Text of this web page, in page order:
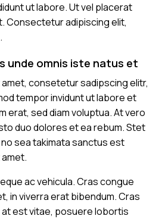
ut labore. Ut vel placerat
Consectetur adipiscing elit,
unde omnis iste natus et
consetetur sadipscing elitr,
tempor invidunt ut labore et
erat, sed diam voluptua. At vero
duo dolores et ea rebum. Stet
sea takimata sanctus est
ac vehicula. Cras congue
in viverra erat bibendum. Cras
est vitae, posuere lobortis